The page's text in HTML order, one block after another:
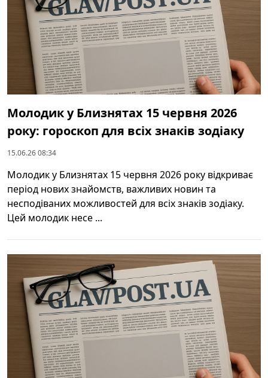
Молодик у Близнятах 15 червня 2026
року: гороскоп для всіх знаків зодіаку
15.06.26 08:34
Молодик у Близнятах 15 червня 2026 року відкриває
період нових знайомств, важливих новин та
несподіваних можливостей для всіх знаків зодіаку.
Цей молодик несе ...